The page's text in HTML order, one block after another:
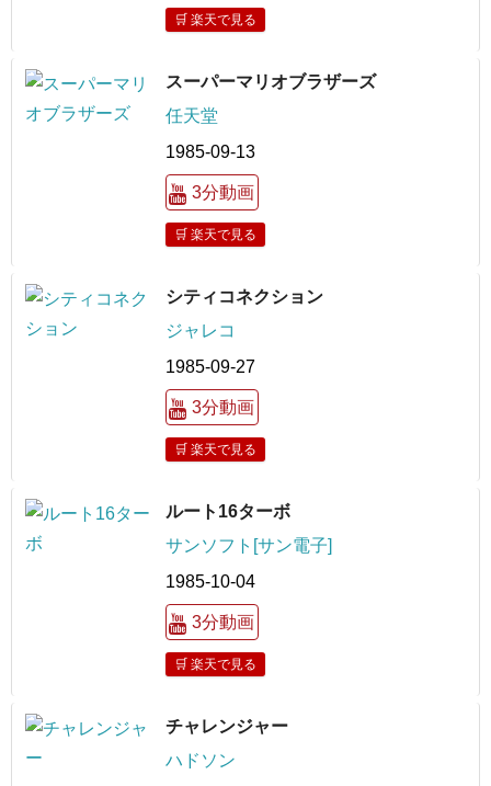
🛒 楽天で見る
スーパーマリオブラザーズ
任天堂
1985-09-13
3分動画
🛒 楽天で見る
シティコネクション
ジャレコ
1985-09-27
3分動画
🛒 楽天で見る
ルート16ターボ
サンソフト[サン電子]
1985-10-04
3分動画
🛒 楽天で見る
チャレンジャー
ハドソン